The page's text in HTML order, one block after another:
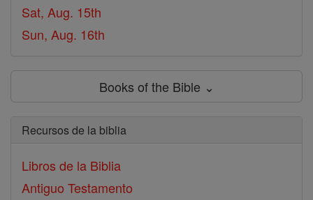
Sat, Aug. 15th
Sun, Aug. 16th
Books of the Bible ⌄
Recursos de la biblia
Libros de la Biblia
Antiguo Testamento